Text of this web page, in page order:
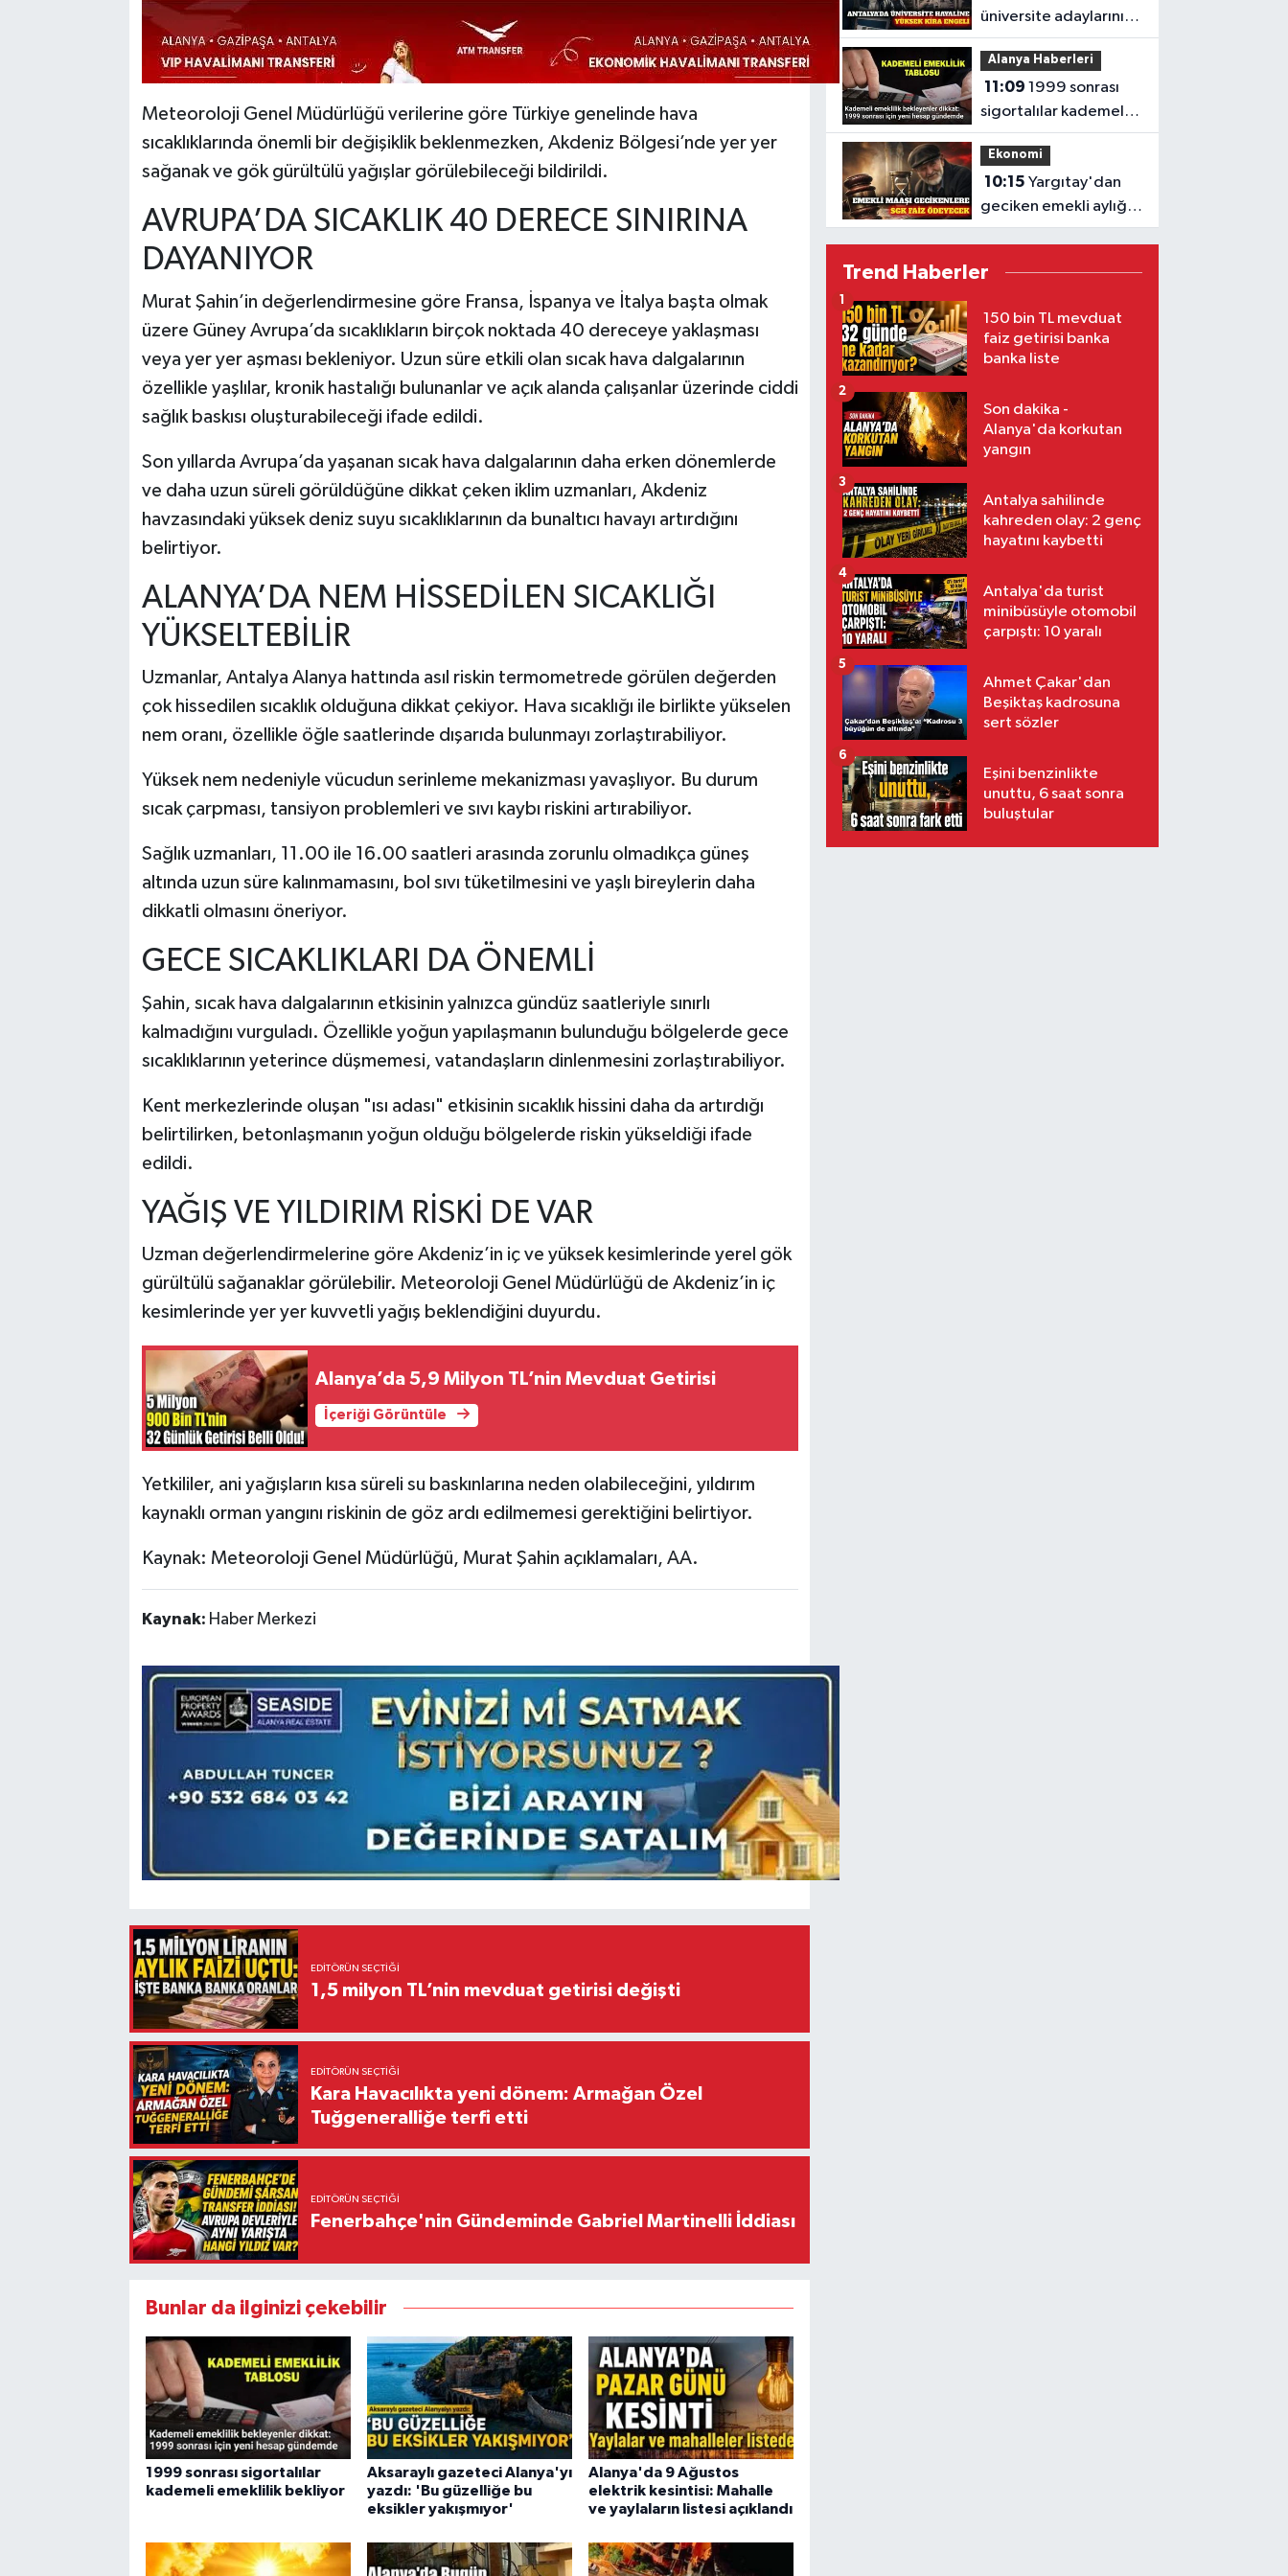
Meteoroloji Genel Müdürlüğü verilerine göre Türkiye genelinde hava
sıcaklıklarında önemli bir değişiklik beklenmezken, Akdeniz Bölgesi’nde yer yer
sağanak ve gök gürültülü yağışlar görülebileceği bildirildi.
AVRUPA’DA SICAKLIK 40 DERECE SINIRINA
DAYANIYOR
Murat Şahin’in değerlendirmesine göre Fransa, İspanya ve İtalya başta olmak
üzere Güney Avrupa’da sıcaklıkların birçok noktada 40 dereceye yaklaşması
veya yer yer aşması bekleniyor. Uzun süre etkili olan sıcak hava dalgalarının
özellikle yaşlılar, kronik hastalığı bulunanlar ve açık alanda çalışanlar üzerinde ciddi
sağlık baskısı oluşturabileceği ifade edildi.
Son yıllarda Avrupa’da yaşanan sıcak hava dalgalarının daha erken dönemlerde
ve daha uzun süreli görüldüğüne dikkat çeken iklim uzmanları, Akdeniz
havzasındaki yüksek deniz suyu sıcaklıklarının da bunaltıcı havayı artırdığını
belirtiyor.
ALANYA’DA NEM HİSSEDİLEN SICAKLIĞI
YÜKSELTEBİLİR
Uzmanlar, Antalya Alanya hattında asıl riskin termometrede görülen değerden
çok hissedilen sıcaklık olduğuna dikkat çekiyor. Hava sıcaklığı ile birlikte yükselen
nem oranı, özellikle öğle saatlerinde dışarıda bulunmayı zorlaştırabiliyor.
Yüksek nem nedeniyle vücudun serinleme mekanizması yavaşlıyor. Bu durum
sıcak çarpması, tansiyon problemleri ve sıvı kaybı riskini artırabiliyor.
Sağlık uzmanları, 11.00 ile 16.00 saatleri arasında zorunlu olmadıkça güneş
altında uzun süre kalınmamasını, bol sıvı tüketilmesini ve yaşlı bireylerin daha
dikkatli olmasını öneriyor.
GECE SICAKLIKLARI DA ÖNEMLİ
Şahin, sıcak hava dalgalarının etkisinin yalnızca gündüz saatleriyle sınırlı
kalmadığını vurguladı. Özellikle yoğun yapılaşmanın bulunduğu bölgelerde gece
sıcaklıklarının yeterince düşmemesi, vatandaşların dinlenmesini zorlaştırabiliyor.
Kent merkezlerinde oluşan "ısı adası" etkisinin sıcaklık hissini daha da artırdığı
belirtilirken, betonlaşmanın yoğun olduğu bölgelerde riskin yükseldiği ifade
edildi.
YAĞIŞ VE YILDIRIM RİSKİ DE VAR
Uzman değerlendirmelerine göre Akdeniz’in iç ve yüksek kesimlerinde yerel gök
gürültülü sağanaklar görülebilir. Meteoroloji Genel Müdürlüğü de Akdeniz’in iç
kesimlerinde yer yer kuvvetli yağış beklendiğini duyurdu.
Alanya’da 5,9 Milyon TL’nin Mevduat Getirisi
İçeriği Görüntüle
Yetkililer, ani yağışların kısa süreli su baskınlarına neden olabileceğini, yıldırım
kaynaklı orman yangını riskinin de göz ardı edilmemesi gerektiğini belirtiyor.
Kaynak: Meteoroloji Genel Müdürlüğü, Murat Şahin açıklamaları, AA.
Kaynak: Haber Merkezi
EDITÖRÜN SEÇTIĞI
1,5 milyon TL’nin mevduat getirisi değişti
EDITÖRÜN SEÇTIĞI
Kara Havacılıkta yeni dönem: Armağan Özel
Tuğgeneralliğe terfi etti
EDITÖRÜN SEÇTIĞI
Fenerbahçe'nin Gündeminde Gabriel Martinelli İddiası
Bunlar da ilginizi çekebilir
1999 sonrası sigortalılar
kademeli emeklilik bekliyor
Aksaraylı gazeteci Alanya'yı
yazdı: 'Bu güzelliğe bu
eksikler yakışmıyor'
Alanya'da 9 Ağustos
elektrik kesintisi: Mahalle
ve yaylaların listesi açıklandı
üniversite adaylarını
yüksek kira endişesi
sardı
Alanya Haberleri
11:09 1999 sonrası
sigortalılar kademeli
emeklilik bekliyor
Ekonomi
10:15 Yargıtay'dan
geciken emekli aylığı
için emsal faiz kararı
Trend Haberler
150 bin TL mevduat
faiz getirisi banka
banka liste
1
Son dakika -
Alanya'da korkutan
yangın
2
Antalya sahilinde
kahreden olay: 2 genç
hayatını kaybetti
3
Antalya'da turist
minibüsüyle otomobil
çarpıştı: 10 yaralı
4
Ahmet Çakar'dan
Beşiktaş kadrosuna
sert sözler
5
Eşini benzinlikte
unuttu, 6 saat sonra
buluştular
6